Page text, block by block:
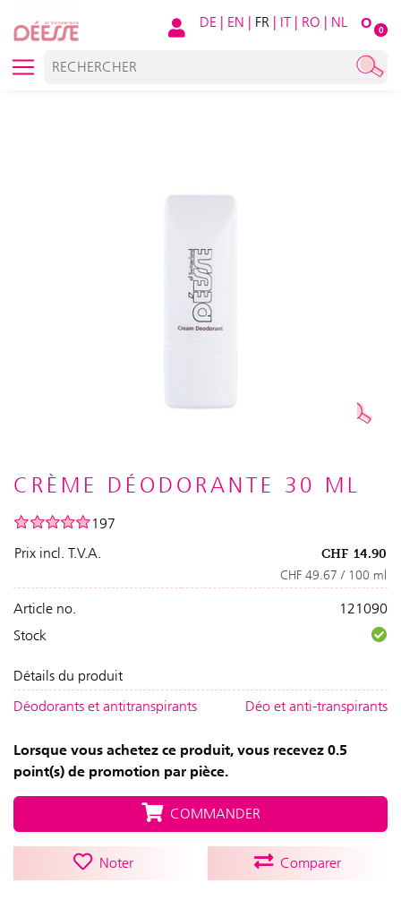
O 0
DE | EN | FR | IT | RO | NL
CRÈME DÉODORANTE 30 ML
197
Prix incl. T.V.A.
CHF 14.90
CHF 49.67 / 100 ml
Article no.
121090
Stock
Détails du produit
Déodorants et antitranspirants
Déo et anti-transpirants
Lorsque vous achetez ce produit, vous recevez 0.5
point(s) de promotion par pièce.
COMMANDER
Noter Comparer